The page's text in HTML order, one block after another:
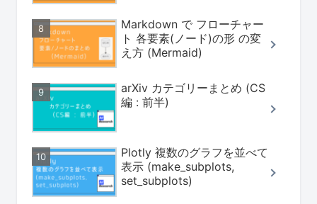
Markdown で フローチャー
ト 各要素(ノード)の形 の変
え方 (Mermaid)
arXiv カテゴリーまとめ (CS
編 : 前半)
Plotly 複数のグラフを並べて
表示 (make_subplots,
set_subplots)